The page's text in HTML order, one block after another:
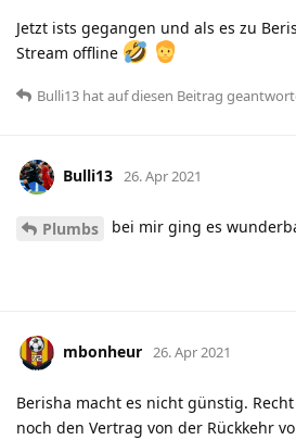
Jetzt ists gegangen und als es zu
Stream offline
Bulli13 hatauf diesen Beitrag
Bulli13 26. Apr 2021
Plumbs bei mir ging es
mbonheur 26. Apr 2021
Berisha macht es nicht günstig.
noch den Vertrag von der Rückkehr